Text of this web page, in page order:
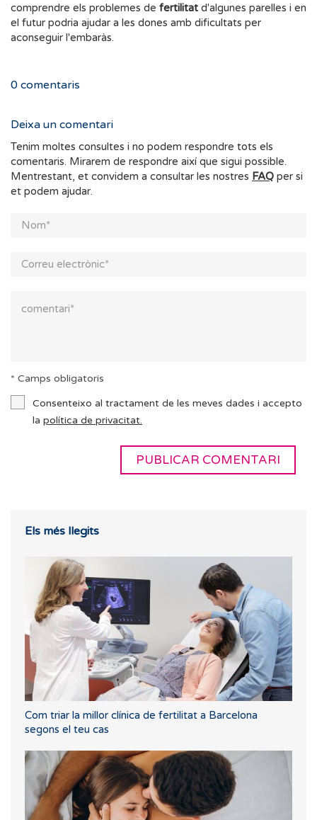
comprendre els problemes de fertilitat d'algunes parelles i en
el futur podria ajudar a les dones amb dificultats per
aconseguir l'embaràs.
0 comentaris
Deixa un comentari
Tenim moltes consultes i no podem respondre tots els
comentaris. Mirarem de respondre així que sigui possible.
Mentrestant, et convidem a consultar les nostres FAQ per si
et podem ajudar.
* Camps obligatoris
Consenteixo al tractament de les meves dades i accepto
la política de privacitat.
Els més llegits
Com triar la millor clínica de fertilitat a Barcelona
segons el teu cas